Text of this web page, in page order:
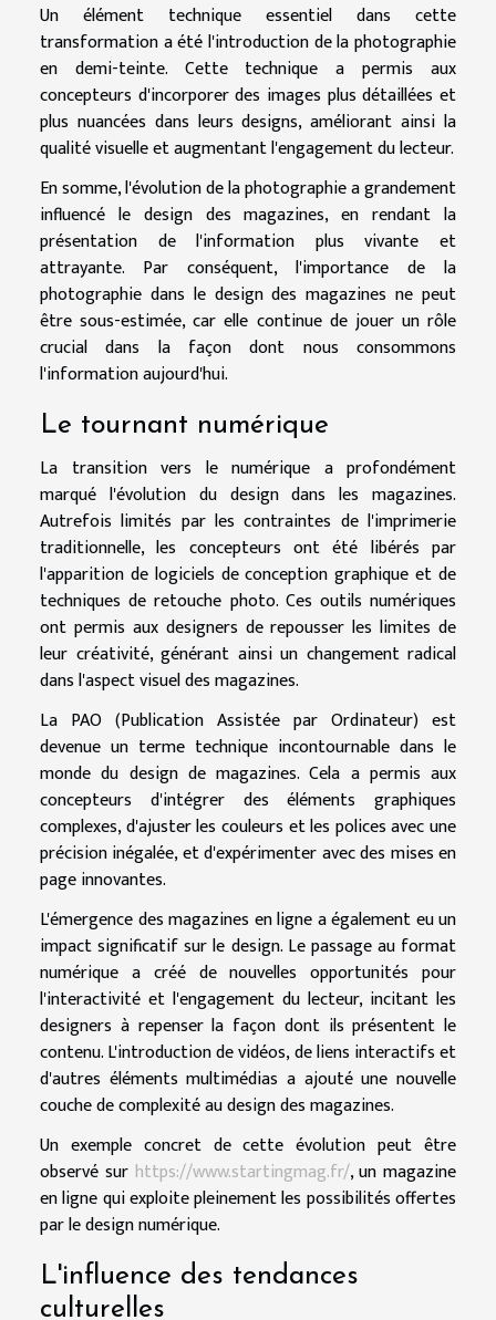
Un élément technique essentiel dans cette
transformation a été l'introduction de la photographie
en demi-teinte. Cette technique a permis aux
concepteurs d'incorporer des images plus détaillées et
plus nuancées dans leurs designs, améliorant ainsi la
qualité visuelle et augmentant l'engagement du lecteur.
En somme, l'évolution de la photographie a grandement
influencé le design des magazines, en rendant la
présentation de l'information plus vivante et
attrayante. Par conséquent, l'importance de la
photographie dans le design des magazines ne peut
être sous-estimée, car elle continue de jouer un rôle
crucial dans la façon dont nous consommons
l'information aujourd'hui.
Le tournant numérique
La transition vers le numérique a profondément
marqué l'évolution du design dans les magazines.
Autrefois limités par les contraintes de l'imprimerie
traditionnelle, les concepteurs ont été libérés par
l'apparition de logiciels de conception graphique et de
techniques de retouche photo. Ces outils numériques
ont permis aux designers de repousser les limites de
leur créativité, générant ainsi un changement radical
dans l'aspect visuel des magazines.
La PAO (Publication Assistée par Ordinateur) est
devenue un terme technique incontournable dans le
monde du design de magazines. Cela a permis aux
concepteurs d'intégrer des éléments graphiques
complexes, d'ajuster les couleurs et les polices avec une
précision inégalée, et d'expérimenter avec des mises en
page innovantes.
L'émergence des magazines en ligne a également eu un
impact significatif sur le design. Le passage au format
numérique a créé de nouvelles opportunités pour
l'interactivité et l'engagement du lecteur, incitant les
designers à repenser la façon dont ils présentent le
contenu. L'introduction de vidéos, de liens interactifs et
d'autres éléments multimédias a ajouté une nouvelle
couche de complexité au design des magazines.
Un exemple concret de cette évolution peut être
observé sur https://www.startingmag.fr/, un magazine
en ligne qui exploite pleinement les possibilités offertes
par le design numérique.
L'influence des tendances
culturelles